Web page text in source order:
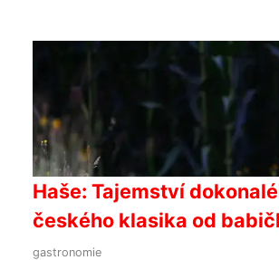
Haše: Tajemství
českého klasika od
gastronomie